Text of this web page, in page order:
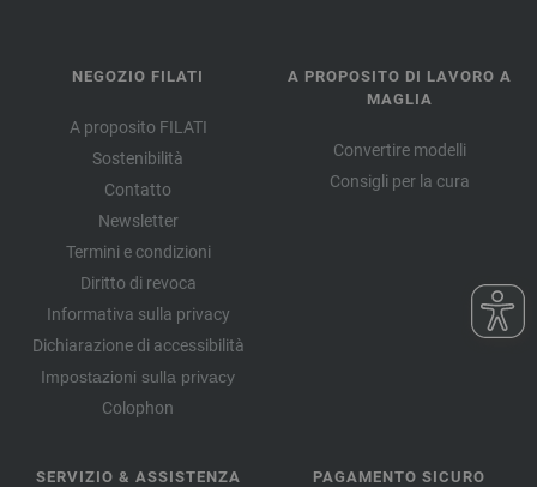
NEGOZIO FILATI
A proposito FILATI
Sostenibilità
Contatto
Newsletter
Termini e condizioni
Diritto di revoca
Informativa sulla privacy
Dichiarazione di accessibilità
Impostazioni sulla privacy
Colophon
A PROPOSITO DI LAVORO A
MAGLIA
Convertire modelli
Consigli per la cura
SERVIZIO & ASSISTENZA PAGAMENTO SICURO